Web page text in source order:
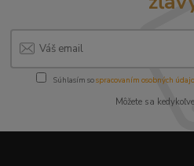
Súhlasím sospracovaním osobných
Môžete sa